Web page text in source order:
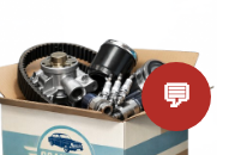
D’ENVIE
💬